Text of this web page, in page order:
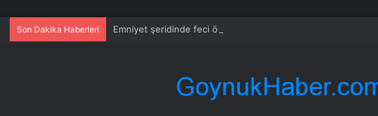
Son Dakika Haberleri Emniyet şeridinde feci ölüm: Servis şoförüne midibüs çarptı